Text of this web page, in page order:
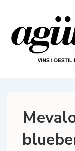
contingut